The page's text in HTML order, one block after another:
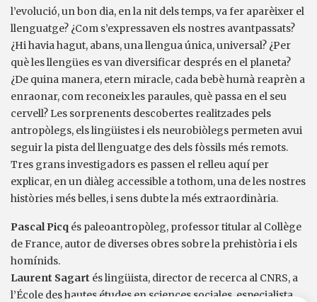
l’evolució, un bon dia, en la nit dels temps, va fer aparèixer el
llenguatge? ¿Com s’expressaven els nostres avantpassats?
¿Hi havia hagut, abans, una llengua única, universal? ¿Per
què les llengües es van diversificar després en el planeta?
¿De quina manera, etern miracle, cada bebè humà reaprèn a
enraonar, com reconeix les paraules, què passa en el seu
cervell? Les sorprenents descobertes realitzades pels
antropòlegs, els lingüistes i els neurobiòlegs permeten avui
seguir la pista del llenguatge des dels fòssils més remots.
Tres grans investigadors es passen el relleu aquí per
explicar, en un diàleg accessible a tothom, una de les nostres
històries més belles, i sens dubte la més extraordinària.
Pascal Picq és paleoantropòleg, professor titular al Collège
de France, autor de diverses obres sobre la prehistòria i els
homínids.
Laurent Sagart és lingüista, director de recerca al CNRS, a
l’École des hautes études en sciences sociales, especialista